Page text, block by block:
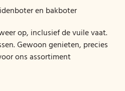
en bakboter
op, inclusief de vuile vaat.
Gewoon genieten, precies
ons assortiment